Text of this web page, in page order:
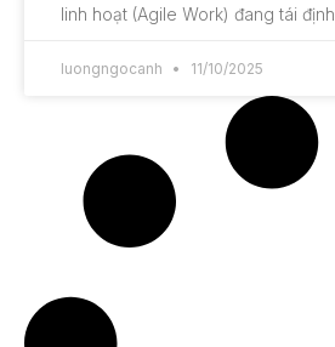
linh hoạt (Agile Work) đang tái định
luongngocanh 11/10/2025